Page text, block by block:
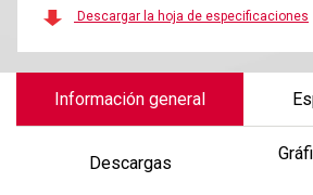
Descargar la hoja de especificaciones
Información general
Descargas